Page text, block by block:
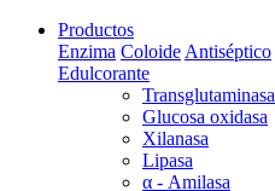
Productos
Enzima Coloide Antiséptico
Edulcorante
Transglutaminasa
Glucosa oxidasa
Xilanasa
Lipasa
α - Amilasa